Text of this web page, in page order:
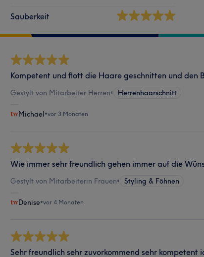
Sauberkeit
Kompetent und flott die Haare geschnitten und den
Gestylt von Mitarbeiter Herren• Herrenhaarschnitt
Michael•vor 3 Monaten
Wie immer sehr freundlich gehen immer auf die
Gestylt von Mitarbeiterin Frauen• Styling & Föhnen
Denise•vor 4 Monaten
Sehr freundlich sehr zuvorkommend sehr kompetent